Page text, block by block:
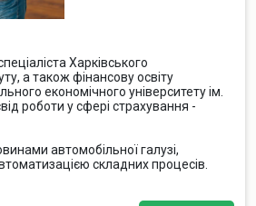
Харківського
а також фінансову освіту
економічного університету ім.
роботи у сфері страхування -
автомобільної галузі,
складних процесів.